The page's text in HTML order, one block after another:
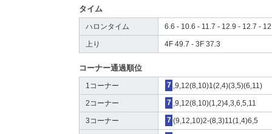
タイム
ハロンタイム 6.6 - 10.6 - 11.7 - 12.9 - 12.7 -
上り 4F 49.7 - 3F 37.3
コーナー通過順位
1コーナー 7 ,9,12(8,10)1(2,4)(3,5)(6,11)
2コーナー 7 ,9,12(8,10)(1,2)4,3,6,5,11
3コーナー 7 (9,12,10)2-(8,3)11(1,4)6,5